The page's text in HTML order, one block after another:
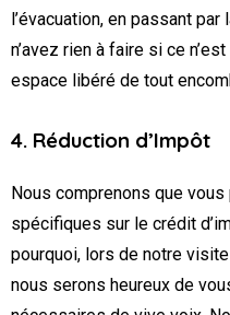
l’évacuation, en passant
n’avez rien à faire si ce
espace libéré de tout
4. Réduction d’Impôt
Nous comprenons que
spécifiques sur le crédit
pourquoi, lors de notre
nous serons heureux de